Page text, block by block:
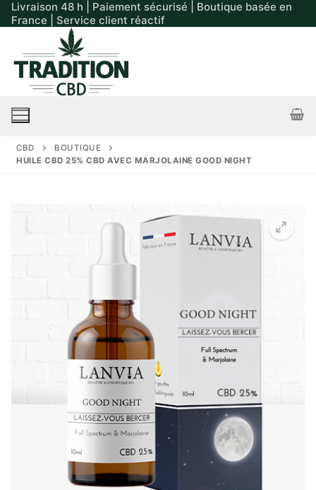
Aller
au
Livraison 48 h | Paiement sécurisé | Boutique basée en
France | Service client réactif
Rechercher :
CBD
BOUTIQUE
HUILE CBD 25% CBD AVEC MARJOLAINE GOOD NIGHT